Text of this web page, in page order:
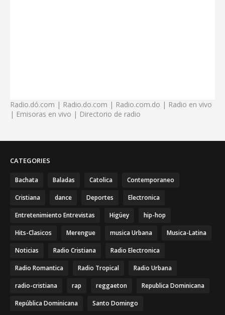
Radio.dó.com | Radio.do.com | Radio.com.do | Radio en vivo
| Emisoras en vivo | Directorio de radio
CATEGORIES
Bachata Baladas Catolica Contemporaneo
Cristiana dance Deportes Electronica
Entretenimiento Entrevistas Higüey hip-hop
Hits-Clasicos Merengue musica Urbana Musica-Latina
Noticias Radio Cristiana Radio Electronica
Radio Romantica Radio Tropical Radio Urbana
radio-cristiana rap reggaeton Republica Dominicana
República Dominicana Santo Domingo